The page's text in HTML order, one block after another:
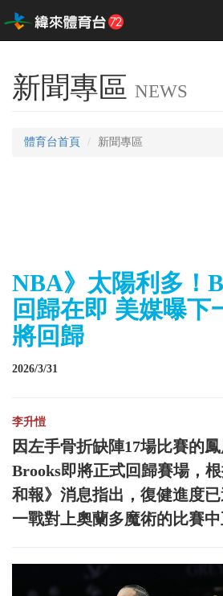
新聞專區 NEWS
體育台首頁 新聞專區
NBA》太陽利多！
回歸在即 美媒曝下
將回歸
2026/3/31
李升愷
因左手骨折缺陣17場比賽的
Brooks即將正式回歸賽場，
和報》消息指出，復健進度
一戰對上奧蘭多魔術的比賽中